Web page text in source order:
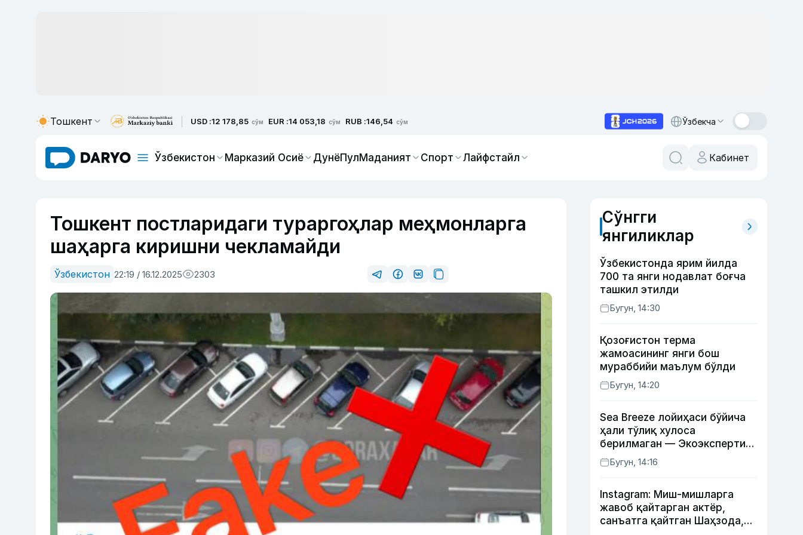
Тошкент USD :12 178,85 сўм EUR :14 053,18 сўм RUB :146,54 сўм Ўзбекча
Ўзбекистон Марказий Осиё ДунёПулМаданият Спорт Лайфстайл Кабинет
Тошкент постларидаги тураргоҳлар меҳмонларга
шаҳарга киришни чекламайди
Ўзбекистон 22:19 / 16.12.2025 2303
Сўнгги
янгиликлар
Ўзбекистонда ярим йилда
700 та янги нодавлат боғча
ташкил этилди
Бугун, 14:30
Қозоғистон терма
жамоасининг янги бош
мураббийи маълум бўлди
Бугун, 14:20
Sea Breeze лойиҳаси бўйича
ҳали тўлиқ хулоса
берилмаган — Экоэкспертиза
маркази
Бугун, 14:16
Instagram: Миш-мишларга
жавоб қайтарган актёр,
санъатга қайтган Шаҳзода,